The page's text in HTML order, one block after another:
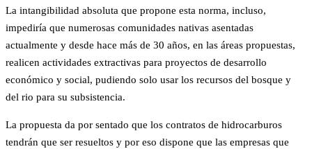
La intangibilidad absoluta que propone esta norma, incluso,
impediría que numerosas comunidades nativas asentadas
actualmente y desde hace más de 30 años, en las áreas propuestas,
realicen actividades extractivas para proyectos de desarrollo
económico y social, pudiendo solo usar los recursos del bosque y
del rio para su subsistencia.
La propuesta da por sentado que los contratos de hidrocarburos
tendrán que ser resueltos y por eso dispone que las empresas que